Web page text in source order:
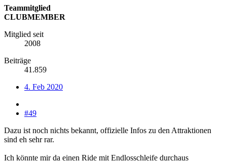
Teammitglied
CLUBMEMBER
Mitglied seit
2008
Beiträge
41.859
4. Feb 2020
#49
Dazu ist noch nichts bekannt, offizielle Infos zu den Attraktionen
sind eh sehr rar.
Ich könnte mir da einen Ride mit Endlosschleife durchaus